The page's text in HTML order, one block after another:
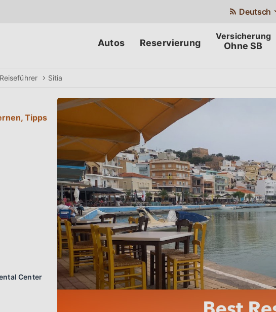
Deutsch
Autos Reservierung Ohne SB
Reiseführer Sitia
Tipps
Center